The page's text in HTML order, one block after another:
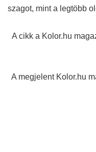
szagot, mint a legtöbb
A cikk a Kolor.hu
A megjelent Kolor.hu